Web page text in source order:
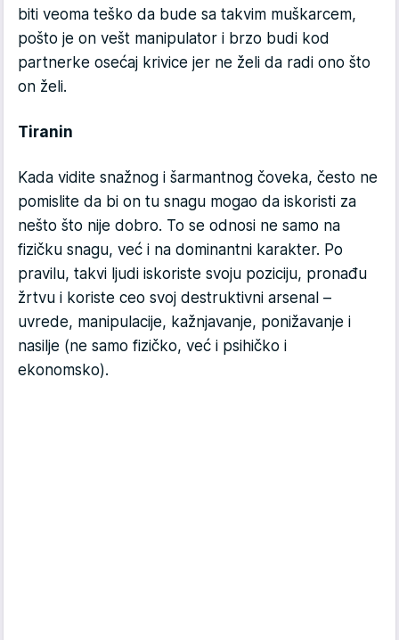
biti veoma teško da bude sa takvim muškarcem,
pošto je on vešt manipulator i brzo budi kod
partnerke osećaj krivice jer ne želi da radi ono što
on želi.
Tiranin
Kada vidite snažnog i šarmantnog čoveka, često ne
pomislite da bi on tu snagu mogao da iskoristi za
nešto što nije dobro. To se odnosi ne samo na
fizičku snagu, već i na dominantni karakter. Po
pravilu, takvi ljudi iskoriste svoju poziciju, pronađu
žrtvu i koriste ceo svoj destruktivni arsenal –
uvrede, manipulacije, kažnjavanje, ponižavanje i
nasilje (ne samo fizičko, već i psihičko i
ekonomsko).